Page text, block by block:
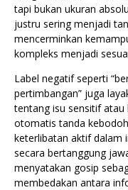
tapi bukan ukuran
justru sering menjadi
mencerminkan
kompleks menjadi
Label negatif seperti
pertimbangan” juga
tentang isu sensitif atau
otomatis tanda
keterlibatan aktif dalam
secara bertanggung
menyatakan gosip
membedakan antara